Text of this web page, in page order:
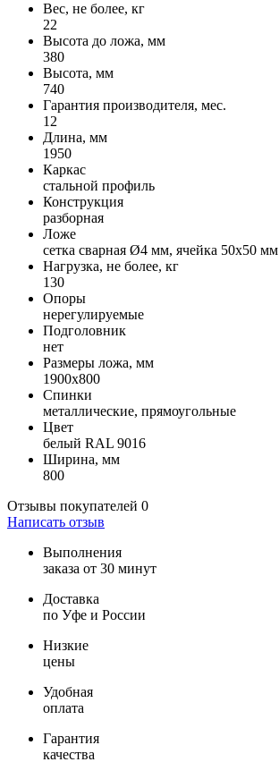
Вес, не более, кг
22
Высота до ложа, мм
380
Высота, мм
740
Гарантия производителя, мес.
12
Длина, мм
1950
Каркас
стальной профиль
Конструкция
разборная
Ложе
сетка сварная Ø4 мм, ячейка 50х50 мм
Нагрузка, не более, кг
130
Опоры
нерегулируемые
Подголовник
нет
Размеры ложа, мм
1900х800
Спинки
металлические, прямоугольные
Цвет
белый RAL 9016
Ширина, мм
800
Отзывы покупателей 0
Написать отзыв
Выполнения
заказа от 30 минут
Доставка
по Уфе и России
Низкие
цены
Удобная
оплата
Гарантия
качества